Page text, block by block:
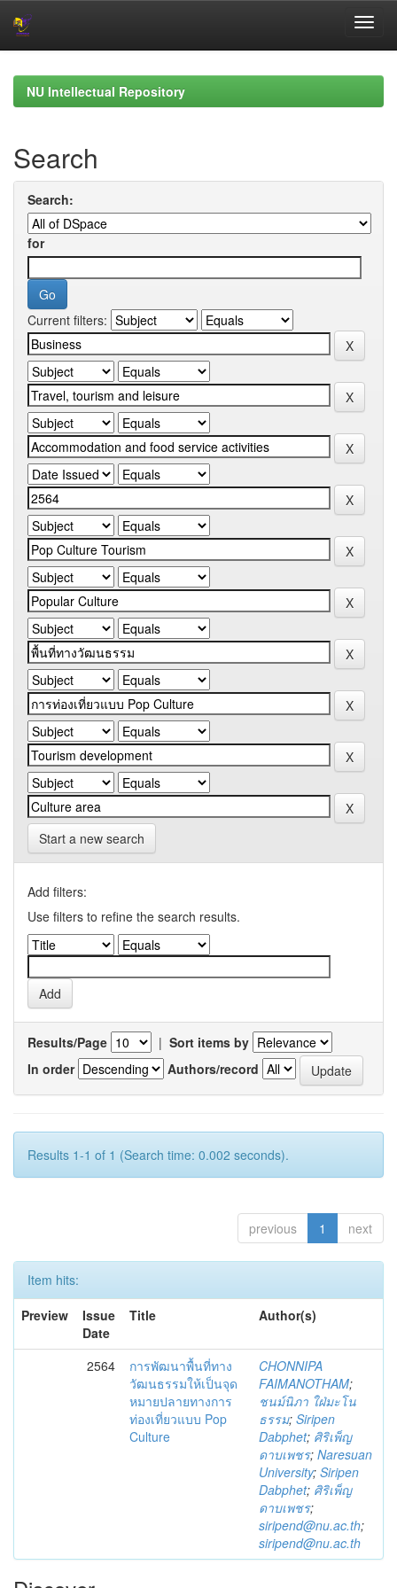
navigationNU Intellectual Repository
Search
Search:
for
Current filters:
Start a new search
Add filters:
Use filters to refine the search results.
Results/Page | Sort items by
In order
Authors/record
Results 1-1 of 1 (Search time: 0.002 seconds).
previous 1 next
Item hits:
Preview
Issue
Date
Title Author(s)
2564
การพัฒนาพื้นที่ทาง
วัฒนธรรมให้เป็นจุด
หมายปลายทางการ
ท่องเที่ยวแบบ Pop
Culture
CHONNIPA
FAIMANOTHAM;
ชนม์นิภา ใฝ่มะโน
ธรรม; Siripen
Dabphet; ศิริเพ็ญ
ดาบเพชร; Naresuan
University; Siripen
Dabphet; ศิริเพ็ญ
ดาบเพชร;
siripend@nu.ac.th;
siripend@nu.ac.th